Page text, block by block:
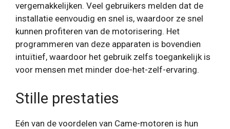
vergemakkelijken. Veel gebruikers melden dat de
installatie eenvoudig en snel is, waardoor ze snel
kunnen profiteren van de motorisering. Het
programmeren van deze apparaten is bovendien
intuïtief, waardoor het gebruik zelfs toegankelijk is
voor mensen met minder doe-het-zelf-ervaring.
Stille prestaties
Eén van de voordelen van Came-motoren is hun